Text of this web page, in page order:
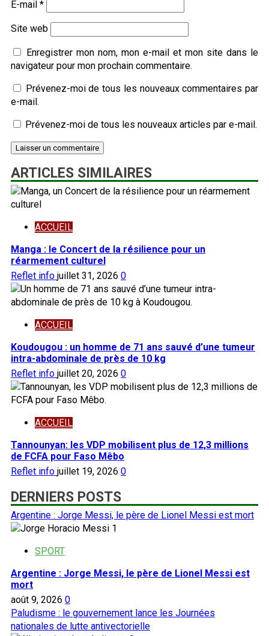
E-mail *
Site web
Enregistrer mon nom, mon e-mail et mon site dans le
navigateur pour mon prochain commentaire.
Prévenez-moi de tous les nouveaux commentaires par
e-mail.
Prévenez-moi de tous les nouveaux articles par e-mail.
ARTICLES SIMILAIRES
ACCUEIL
Manga : le Concert de la résilience pour un
réarmement culturel
Reflet info juillet 31, 2026 0
ACCUEIL
Koudougou : un homme de 71 ans sauvé d’une tumeur
intra-abdominale de près de 10 kg
Reflet info juillet 20, 2026 0
ACCUEIL
Tannounyan: les VDP mobilisent plus de 12,3 millions
de FCFA pour Faso Mêbo
Reflet info juillet 19, 2026 0
DERNIERS POSTS
Argentine : Jorge Messi, le père de Lionel Messi est mort
1
SPORT
Argentine : Jorge Messi, le père de Lionel Messi est
mort
août 9, 2026 0
Paludisme : le gouvernement lance les Journées
nationales de lutte antivectorielle